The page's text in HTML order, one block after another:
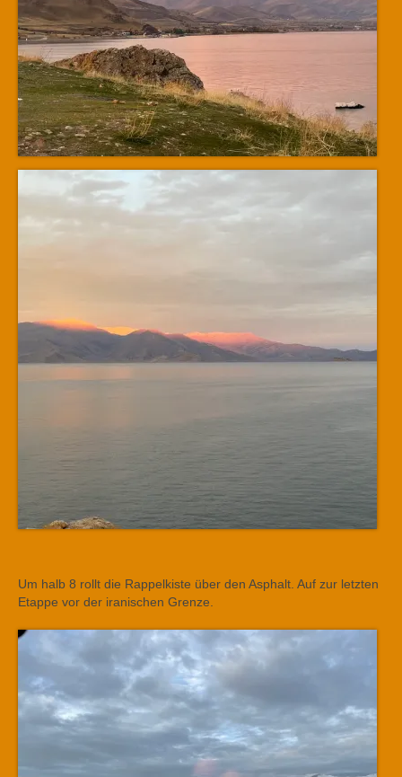
Um halb 8 rollt die Rappelkiste über den Asphalt. Auf zur letzten
Etappe vor der iranischen Grenze.